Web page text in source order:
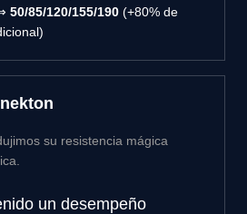
50/85/120/155/190 (+80% de
su resistencia mágica
un desempeño